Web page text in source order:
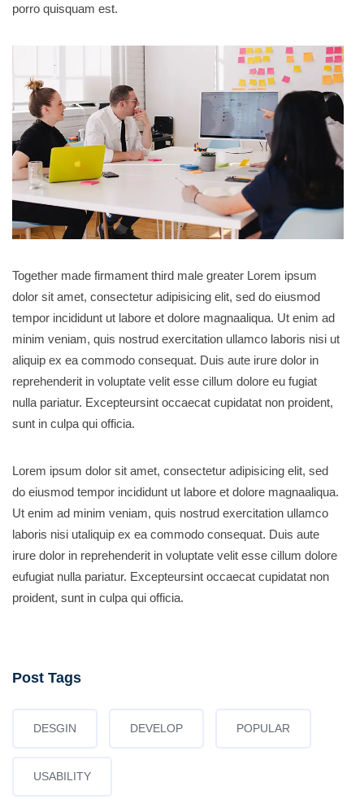
porro quisquam est.
Together made firmament third male greater Lorem ipsum
dolor sit amet, consectetur adipisicing elit, sed do eiusmod
tempor incididunt ut labore et dolore magnaaliqua. Ut enim ad
minim veniam, quis nostrud exercitation ullamco laboris nisi ut
aliquip ex ea commodo consequat. Duis aute irure dolor in
reprehenderit in voluptate velit esse cillum dolore eu fugiat
nulla pariatur. Excepteursint occaecat cupidatat non proident,
sunt in culpa qui officia.
Lorem ipsum dolor sit amet, consectetur adipisicing elit, sed
do eiusmod tempor incididunt ut labore et dolore magnaaliqua.
Ut enim ad minim veniam, quis nostrud exercitation ullamco
laboris nisi utaliquip ex ea commodo consequat. Duis aute
irure dolor in reprehenderit in voluptate velit esse cillum dolore
eufugiat nulla pariatur. Excepteursint occaecat cupidatat non
proident, sunt in culpa qui officia.
Post Tags
DESGIN DEVELOP POPULAR
USABILITY